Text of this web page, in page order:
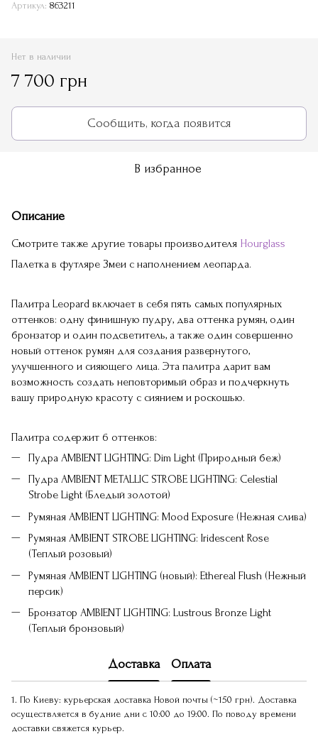
Артикул: 863211
Нет в наличии
7 700 грн
Сообщить, когда появится
В избранное
Описание
Смотрите также другие товары производителя Hourglass
Палетка в футляре Змеи с наполнением леопарда.
Палитра Leopard включает в себя пять самых популярных
оттенков: одну финишную пудру, два оттенка румян, один
бронзатор и один подсветитель, а также один совершенно
новый оттенок румян для создания развернутого,
улучшенного и сияющего лица. Эта палитра дарит вам
возможность создать неповторимый образ и подчеркнуть
вашу природную красоту с сиянием и роскошью.
Палитра содержит 6 оттенков:
Пудра AMBIENT LIGHTING: Dim Light (Природный беж)
Пудра AMBIENT METALLIC STROBE LIGHTING: Celestial
Strobe Light (Бледый золотой)
Румяная AMBIENT LIGHTING: Mood Exposure (Нежная слива)
Румяная AMBIENT STROBE LIGHTING: Iridescent Rose
(Теплый розовый)
Румяная AMBIENT LIGHTING (новый): Ethereal Flush (Нежный
персик)
Бронзатор AMBIENT LIGHTING: Lustrous Bronze Light
(Теплый бронзовый)
Доставка Оплата
1. По Киеву: курьерская доставка Новой почты (~150 грн). Доставка
осуществляется в будние дни с 10:00 до 19:00. По поводу времени
доставки свяжется курьер.